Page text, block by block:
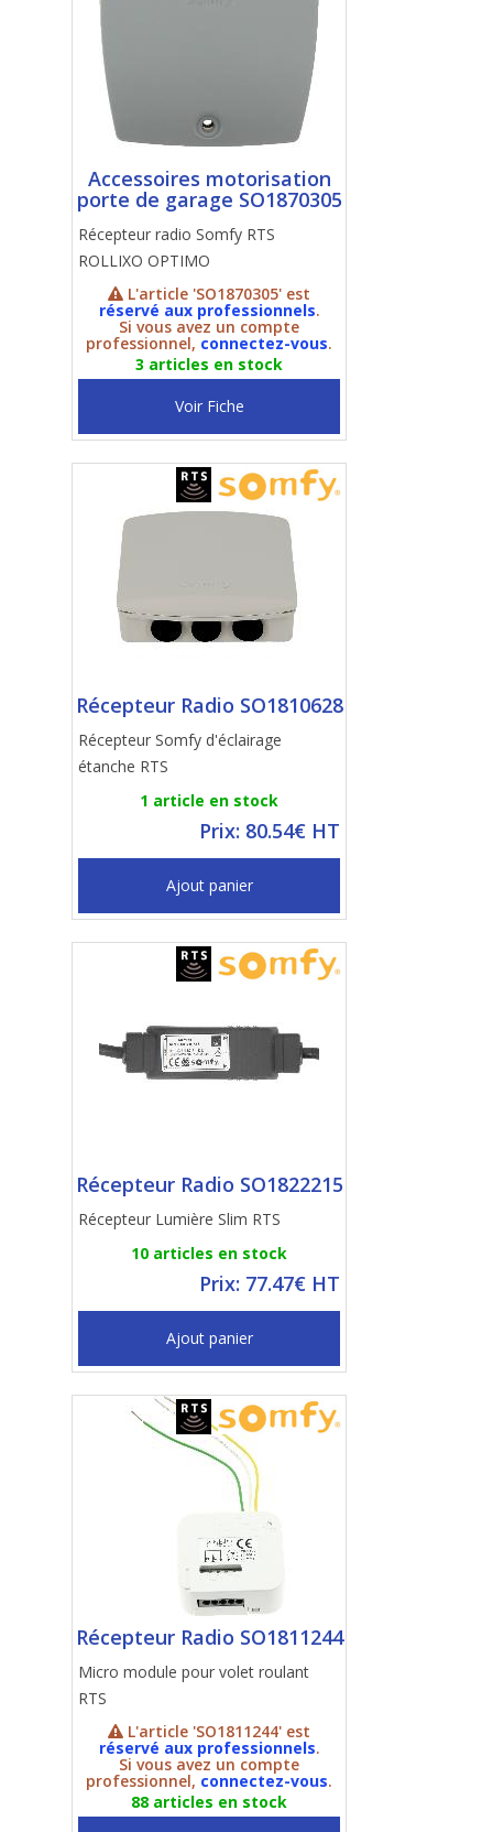
Accessoires motorisation
porte de garage SO1870305
Récepteur radio Somfy RTS
ROLLIXO OPTIMO
L'article 'SO1870305' est
réservé aux professionnels.
Si vous avez un compte
professionnel, connectez-vous.
3 articles en stock
Voir Fiche
Récepteur Radio SO1810628
Récepteur Somfy d'éclairage
étanche RTS
1 article en stock
Prix: 80.54€ HT
Ajout panier
Récepteur Radio SO1822215
Récepteur Lumière Slim RTS
10 articles en stock
Prix: 77.47€ HT
Ajout panier
Récepteur Radio SO1811244
Micro module pour volet roulant
RTS
L'article 'SO1811244' est
réservé aux professionnels.
Si vous avez un compte
professionnel, connectez-vous.
88 articles en stock